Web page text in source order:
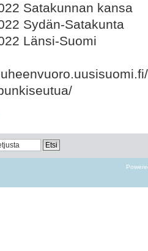
Satakunnan kansa
Sydän-Satakunta
Länsi-Suomi